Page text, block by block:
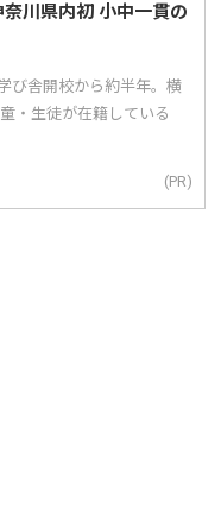
川県内初 小中一貫の
び舎開校から約半年。横
・生徒が在籍している
(PR)